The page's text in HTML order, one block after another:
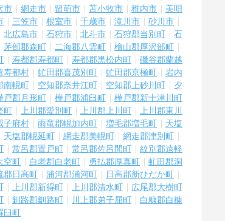
市 網走市 留萌市 苫小牧市 稚内市
美唄
三笠市 根室市 千歳市 滝川市
砂川市
北広島市 石狩市 北斗市 石狩郡当別町
石
茅部郡森町 二海郡八雲町
檜山郡厚沢部町
寿都郡寿都町 寿都郡黒松内町
磯谷郡蘭越
寿都村 虻田郡喜茂別町 虻田郡京極町
岩内
南幌町 空知郡奈井江町 空知郡上砂川町
夕
戸郡月形町 樺戸郡浦臼町
樺戸郡新十津川町
町 上川郡愛別町 上川郡上川町
上川郡東川
子府村 雨竜郡幌加内町 増毛郡増毛町
天塩
天塩郡幌延町 網走郡美幌町
網走郡津別町
常呂郡置戸町 常呂郡佐呂間町
紋別郡遠軽
空町 白老郡白老町 勇払郡厚真町
虻田郡洞
郡日高町 浦河郡浦河町
日高郡新ひだか町
上川郡新得町 上川郡清水町
広尾郡大樹町
釧路郡釧路町 川上郡弟子屈町
白糠郡白糠
臼町